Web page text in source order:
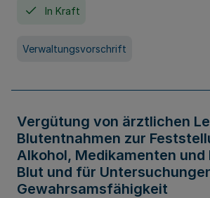
In Kraft
Verwaltungsvorschrift
Vergütung von ärztlichen
Blutentnahmen zur
Alkohol, Medikamenten und
Blut und für
Gewahrsamsfähigkeit